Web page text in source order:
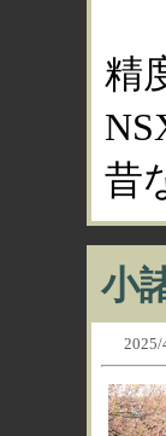
精
昔
小
2025/